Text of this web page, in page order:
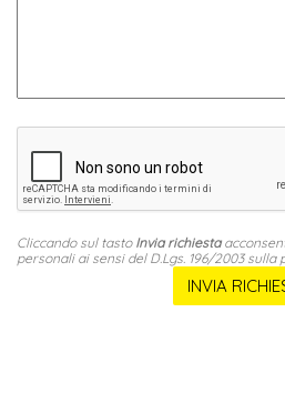
Cliccando sul tasto Invia richiesta
personali ai sensi del D.Lgs. 196/2003 sulla